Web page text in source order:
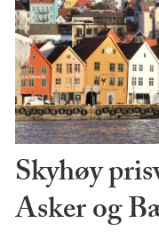
Skyhøy
Asker og